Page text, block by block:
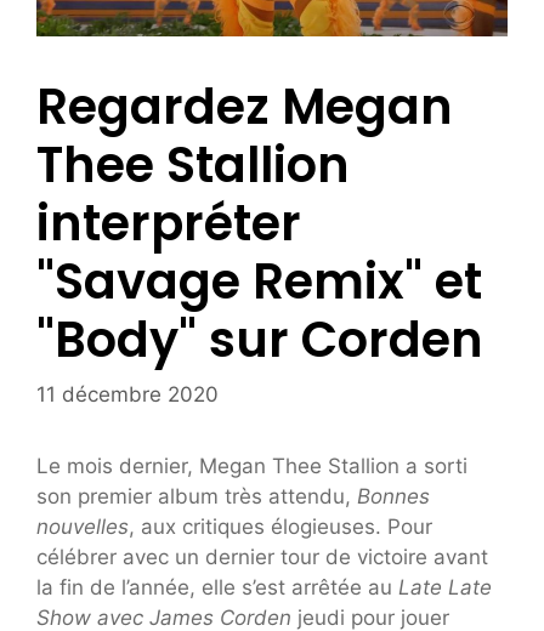
Regardez Megan
Thee Stallion
interpréter
"Savage Remix" et
"Body" sur Corden
11 décembre 2020
Le mois dernier, Megan Thee Stallion a sorti
son premier album très attendu, Bonnes
nouvelles, aux critiques élogieuses. Pour
célébrer avec un dernier tour de victoire avant
la fin de l’année, elle s’est arrêtée au Late Late
Show avec James Corden jeudi pour jouer